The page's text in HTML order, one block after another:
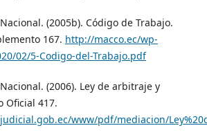
(2005b). Código de Trabajo.
167. http://macco.ec/wp-
02/5-Codigo-del-Trabajo.pdf
(2006). Ley de arbitraje y
Oficial 417.
www/pdf/mediacion/